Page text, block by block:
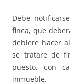
Debe
finca, que
debiere hacer
se tratare de
puesto, con
inmueble.